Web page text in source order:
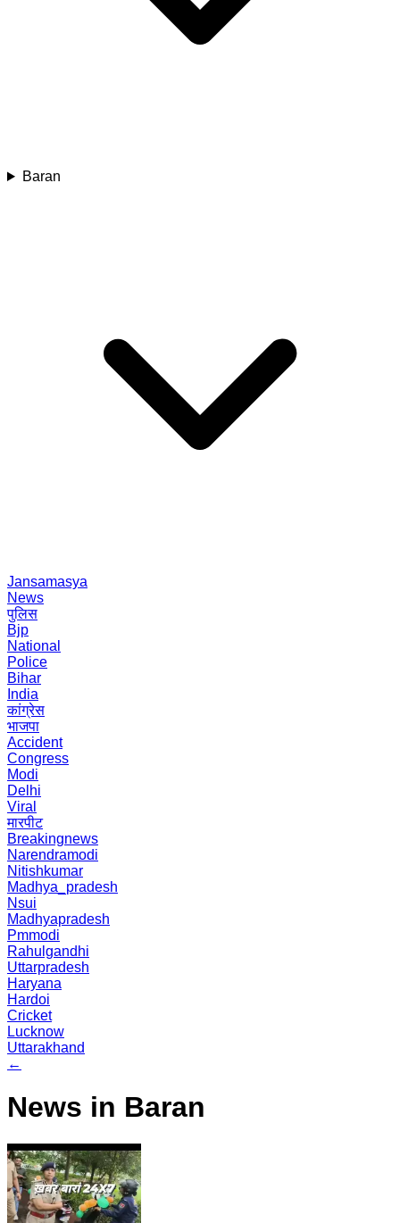
Baran
Jansamasya
News
पुलिस
Bjp
National
Police
Bihar
India
कांग्रेस
भाजपा
Accident
Congress
Modi
Delhi
Viral
मारपीट
Breakingnews
Narendramodi
Nitishkumar
Madhya_pradesh
Nsui
Madhyapradesh
Pmmodi
Rahulgandhi
Uttarpradesh
Haryana
Hardoi
Cricket
Lucknow
Uttarakhand
←
News in Baran